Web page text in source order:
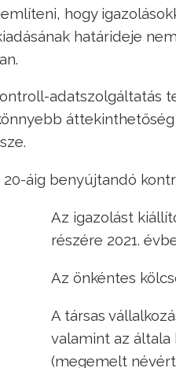
hogy
határideje
adatszolgáltatás
20-áig benyújtandó
Az igazolást
részére 2021.
Az önkéntes
A társas
valamint az
(megemelt